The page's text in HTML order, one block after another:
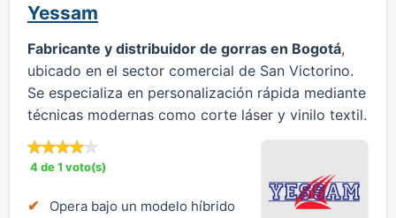
Yessam
Fabricante y distribuidor de gorras en Bogotá,
ubicado en el sector comercial de San Victorino.
Se especializa en personalización rápida mediante
técnicas modernas como corte láser y vinilo textil.
4 de 1 voto(s)
Opera bajo un modelo híbrido